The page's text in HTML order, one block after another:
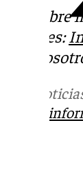
Descubre
sociales:
con
Más